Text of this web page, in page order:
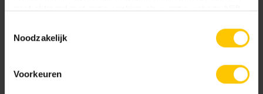
gaat akkoord met onze cookies als u onze website blijft
Noodzakelijk
Voorkeuren
des espaces intérieurs et extérieurs. Laissez-nous
plus vite.